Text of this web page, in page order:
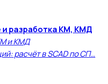
и разработка КМ, КМД
и КМД
расчёт в SCAD по СП…